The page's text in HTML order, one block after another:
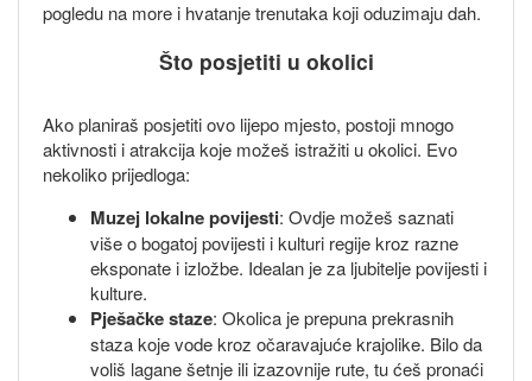
pogledu na more i hvatanje trenutaka koji oduzimaju dah.
Što posjetiti u okolici
Ako planiraš posjetiti ovo lijepo mjesto, postoji mnogo
aktivnosti i atrakcija koje možeš istražiti u okolici. Evo
nekoliko prijedloga:
Muzej lokalne povijesti: Ovdje možeš saznati
više o bogatoj povijesti i kulturi regije kroz razne
eksponate i izložbe. Idealan je za ljubitelje povijesti i
kulture.
Pješačke staze: Okolica je prepuna prekrasnih
staza koje vode kroz očaravajuće krajolike. Bilo da
voliš lagane šetnje ili izazovnije rute, tu ćeš pronaći